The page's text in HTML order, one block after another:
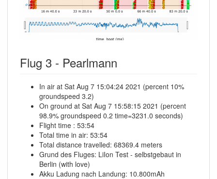
Flug 3 - Pearlmann
In air at Sat Aug 7 15:04:24 2021 (percent 10%
groundspeed 3.2)
On ground at Sat Aug 7 15:58:15 2021 (percent
98.9% groundspeed 0.2 time=3231.0 seconds)
Flight time : 53:54
Total time in air: 53:54
Total distance travelled: 68369.4 meters
Grund des Fluges: LiIon Test - selbstgebaut in
Berlin (with love)
Akku Ladung nach Landung: 10.800mAh